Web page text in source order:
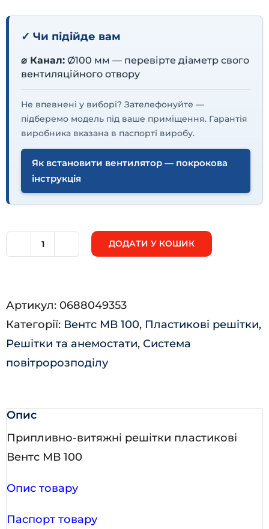
✓ Чи підійде вам
⌀ Канал: Ø100 мм — перевірте діаметр свого
вентиляційного отвору
Не впевнені у виборі? Зателефонуйте —
підберемо модель під ваше приміщення. Гарантія
виробника вказана в паспорті виробу.
Як встановити вентилятор — покрокова
інструкція
кількість
ДОДАТИ У КОШИК
Артикул: 0688049353
Категорії: Вентс МВ 100, Пластикові решітки,
Решітки та анемостати, Система
повітророзподілу
Опис
Припливно-витяжні решітки пластикові
Вентс МВ 100
Опис товару
Паспорт товару